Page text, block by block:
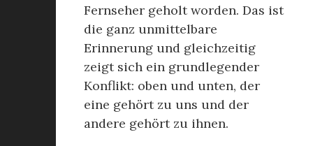
Fernseher geholt worden. Das ist
die ganz unmittelbare
Erinnerung und gleichzeitig
zeigt sich ein grundlegender
Konflikt: oben und unten, der
eine gehört zu uns und der
andere gehört zu ihnen.